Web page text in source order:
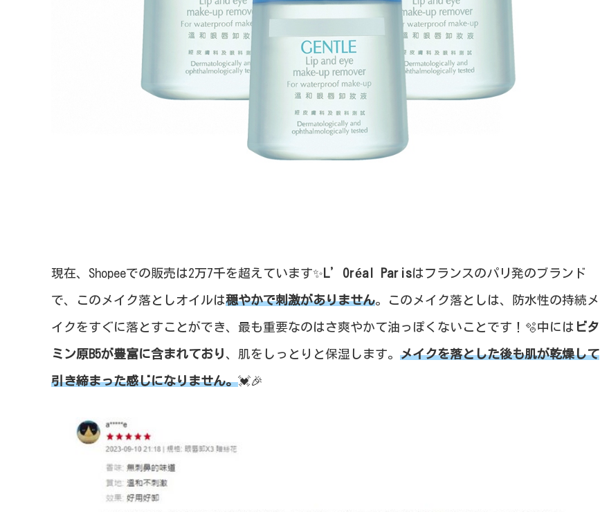
現在、Shopeeでの販売は2万7千を超えています✨ L’Oréal Parisはフランスのパリ発のブランド
で、このメイク落としオイルは穏やかで刺激がありません。このメイク落としは、防水性の持続メ
イクをすぐに落とすことができ、最も重要なのはさ爽やかて油っぽくないことです！🫧中には ビタ
ミン原B5が豊富に含まれており 、肌をしっとりと保湿します。 メイクを落とした後も肌が乾燥して
引き締まった感じになりません。💓🎉